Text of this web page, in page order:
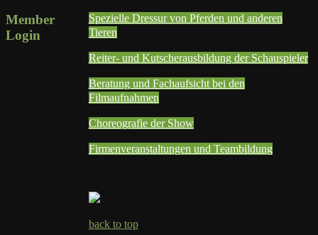
Spezielle Dressur von Pferden und anderen
Tieren
Reiter- und Kutscherausbildung der Schauspieler
Beratung und Fachaufsicht bei den
Filmaufnahmen
Choreografie der Show
Firmenveranstaltungen und Teambildung
back to top
Member
Login